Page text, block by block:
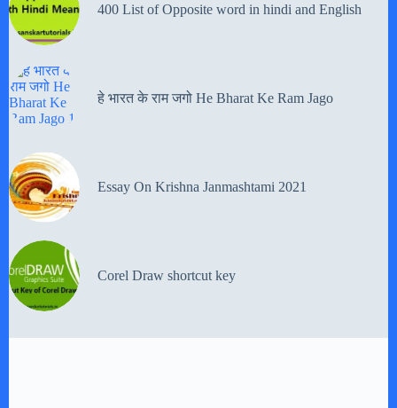
400 List of Opposite word in hindi and English
हे भारत के राम जगो He Bharat Ke Ram Jago
Essay On Krishna Janmashtami 2021
Corel Draw shortcut key